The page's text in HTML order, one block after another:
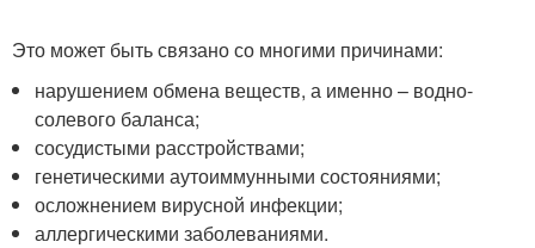
Это может быть связано со многими причинами:
нарушением обмена веществ, а именно – водно-
солевого баланса;
сосудистыми расстройствами;
генетическими аутоиммунными состояниями;
осложнением вирусной инфекции;
аллергическими заболеваниями.